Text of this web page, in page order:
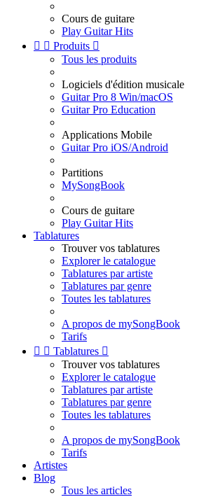
Cours de guitare
Play Guitar Hits
  Produits 
Tous les produits
Logiciels d'édition musicale
Guitar Pro 8 Win/macOS
Guitar Pro Education
Applications Mobile
Guitar Pro iOS/Android
Partitions
MySongBook
Cours de guitare
Play Guitar Hits
Tablatures
Trouver vos tablatures
Explorer le catalogue
Tablatures par artiste
Tablatures par genre
Toutes les tablatures
A propos de mySongBook
Tarifs
  Tablatures 
Trouver vos tablatures
Explorer le catalogue
Tablatures par artiste
Tablatures par genre
Toutes les tablatures
A propos de mySongBook
Tarifs
Artistes
Blog
Tous les articles